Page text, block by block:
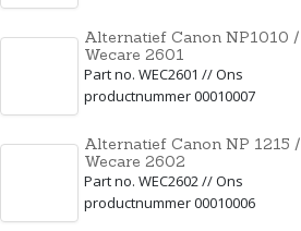
Alternatief Canon NP1010 /
Wecare 2601
Part no. WEC2601 // Ons
productnummer 00010007
Alternatief Canon NP 1215 /
Wecare 2602
Part no. WEC2602 // Ons
productnummer 00010006